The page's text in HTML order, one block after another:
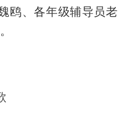
鸥、各年级辅导员老